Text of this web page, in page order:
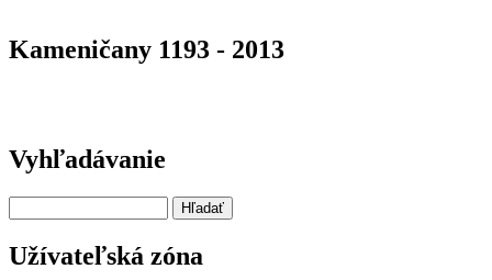
Kameničany 1193 - 2013
Vyhľadávanie
Užívateľská zóna